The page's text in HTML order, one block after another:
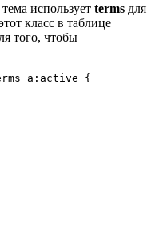
использует terms для
класс в таблице
того, чтобы
a:active {